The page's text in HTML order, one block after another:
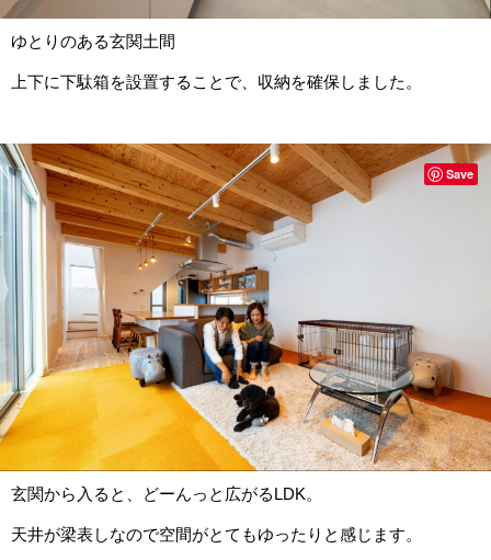
ゆとりのある玄関土間
上下に下駄箱を設置することで、収納を確保しました。
玄関から入ると、どーんっと広がるLDK。
天井が梁表しなので空間がとてもゆったりと感じます。
Save